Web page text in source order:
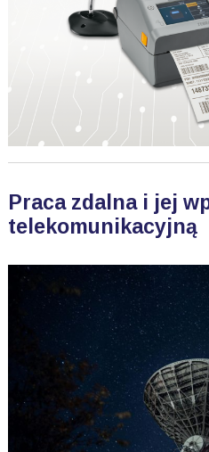
Praca zdalna i jej
telekomunikacyjną